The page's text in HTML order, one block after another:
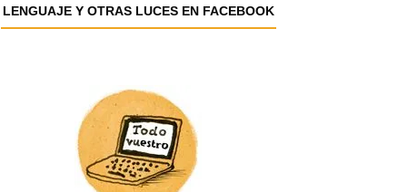
m
LENGUAJE Y OTRAS LUCES EN FACEBOOK